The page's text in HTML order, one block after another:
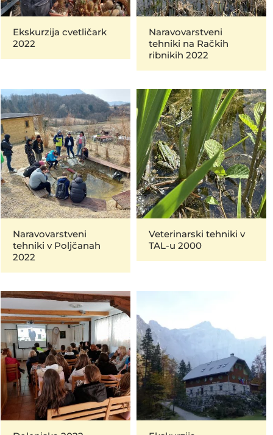
Ekskurzija cvetličark
2022
Naravovarstveni
tehniki na Račkih
ribnikih 2022
Naravovarstveni
tehniki v Poljčanah
2022
Veterinarski tehniki v
TAL-u 2000